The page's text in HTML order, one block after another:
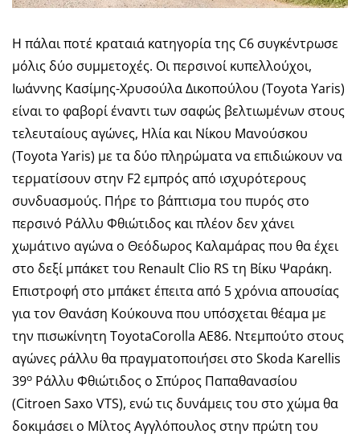
Η πάλαι ποτέ κραταιά κατηγορία της C6 συγκέντρωσε
μόλις δύο συμμετοχές. Οι περσινοί κυπελλούχοι,
Ιωάννης Κασίμης-Χρυσούλα Δικοπούλου (Toyota Yaris)
είναι το φαβορί έναντι των σαφώς βελτιωμένων στους
τελευταίους αγώνες, Ηλία και Νίκου Μανούσκου
(Toyota Yaris) με τα δύο πληρώματα να επιδιώκουν να
τερματίσουν στην F2 εμπρός από ισχυρότερους
συνδυασμούς. Πήρε το βάπτισμα του πυρός στο
περσινό Ράλλυ Φθιώτιδος και πλέον δεν χάνει
χωμάτινο αγώνα ο Θεόδωρος Καλαμάρας που θα έχει
στο δεξί μπάκετ του Renault Clio RS τη Βίκυ Ψαράκη.
Επιστροφή στο μπάκετ έπειτα από 5 χρόνια απουσίας
για τον Θανάση Κούκουνα που υπόσχεται θέαμα με
την πισωκίνητη ToyotaCorolla AE86. Ντεμπούτο στους
αγώνες ράλλυ θα πραγματοποιήσει στο Skoda Karellis
39ο Ράλλυ Φθιώτιδος ο Σπύρος Παπαθανασίου
(Citroen Saxo VTS), ενώ τις δυνάμεις του στο χώμα θα
δοκιμάσει ο Μίλτος Αγγλόπουλος στην πρώτη του